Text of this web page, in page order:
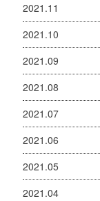
2021.11
2021.10
2021.09
2021.08
2021.07
2021.06
2021.05
2021.04